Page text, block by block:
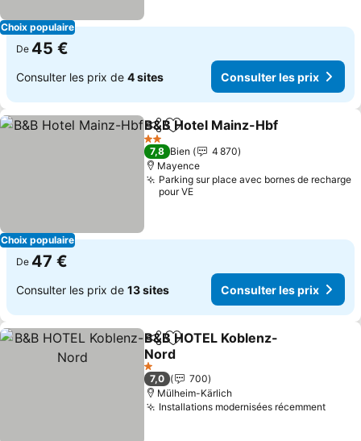
Choix populaire
De 45 €
Consulter les prix de 4 sites Consulter les prix
Choix populaire
PartagerAjouter à mes favoris
B&B Hotel Mainz-Hbf
2 Étoiles
7,8 Bien
4 870
Mayence
Parking sur place avec bornes de recharge
pour VE
De 47 €
Consulter les prix de 13 sites Consulter les prix
PartagerAjouter à mes favoris
B&B HOTEL Koblenz-
Nord
Consulter les prix
1 Étoiles
7,0
700
Mülheim-Kärlich
Installations modernisées récemment